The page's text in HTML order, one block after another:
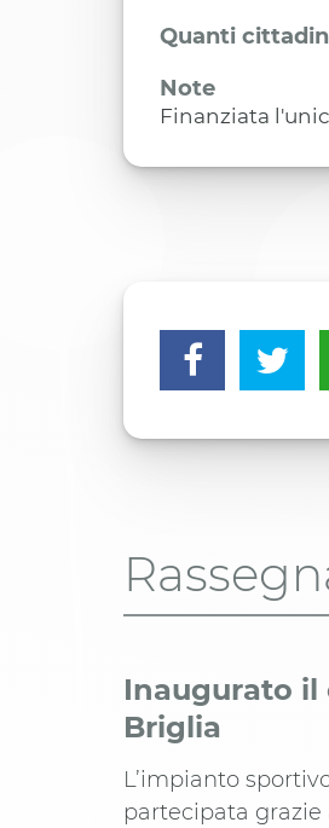
Quanti
Note
Finanziata
Inaugurato il
Briglia
L’impianto
partecipata